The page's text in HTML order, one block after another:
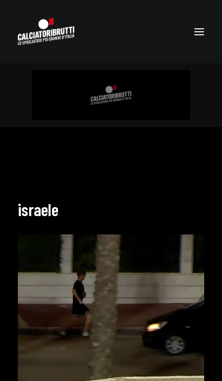
israele